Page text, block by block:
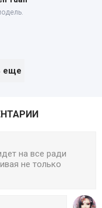
еще
на все ради
не только